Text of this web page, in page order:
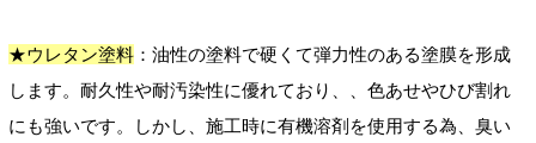
★ウレタン塗料 ：油性の塗料で硬くて弾力性のある塗膜を形成
します。耐久性や耐汚染性に優れており、、色あせやひび割れ
にも強いです。しかし、施工時に有機溶剤を使用する為、臭い